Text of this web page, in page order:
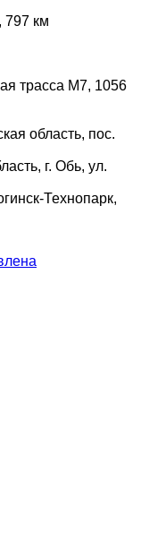
797 км
трасса М7, 1056
область, пос.
г. Обь, ул.
Технопарк,